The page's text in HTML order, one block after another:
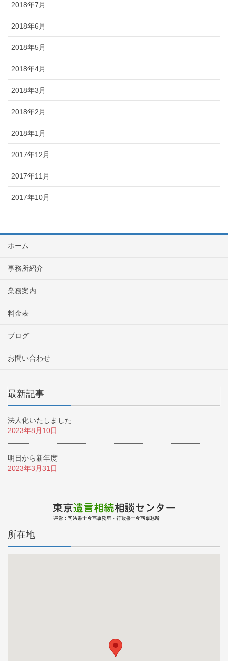
2018年7月
2018年6月
2018年5月
2018年4月
2018年3月
2018年2月
2018年1月
2017年12月
2017年11月
2017年10月
ホーム
事務所紹介
業務案内
料金表
ブログ
お問い合わせ
最新記事
法人化いたしました
2023年8月10日
明日から新年度
2023年3月31日
所在地